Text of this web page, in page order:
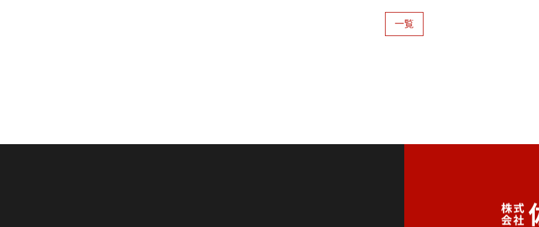
一覧